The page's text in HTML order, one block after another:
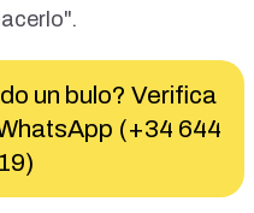
un bulo? Verifica
(+34 644